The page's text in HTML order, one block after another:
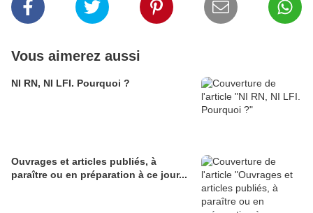
Vous aimerez aussi
NI RN, NI LFI. Pourquoi ?
Ouvrages et articles publiés, à
paraître ou en préparation à ce jour...